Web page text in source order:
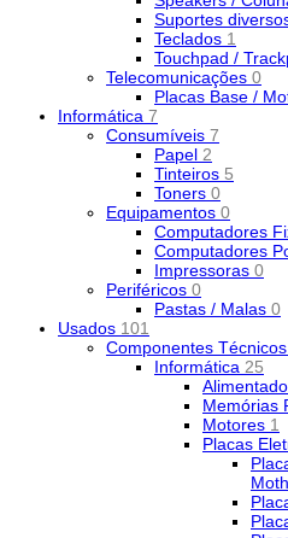
Suportes
Teclados 1
Touchpad /
Telecomunicações 0
Placas Base /
Informática 7
Consumíveis 7
Papel 2
Tinteiros 5
Toners 0
Equipamentos 0
Computadores
Computadores
Impressoras 0
Periféricos 0
Pastas / Malas 0
Usados 101
Componentes Técnicos
Informática 25
Memórias
Motores 1
Placas